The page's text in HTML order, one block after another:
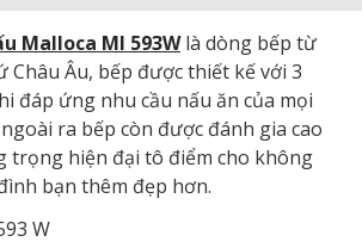
Malloca MI 593Wlà dòng bếp từ
Châu Âu, bếp được thiết kế với 3
đáp ứng nhu cầu nấu ăn của mọi
ra bếp còn được đánh gia cao
trọng hiện đại tô điểm cho không
bạn thêm đẹp hơn.